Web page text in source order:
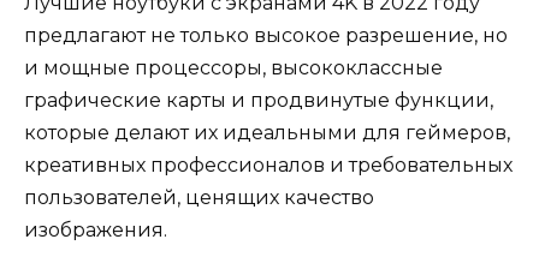
предлагают не только высокое разрешение, но
и мощные процессоры, высококлассные
графические карты и продвинутые функции,
которые делают их идеальными для геймеров,
креативных профессионалов и требовательных
пользователей, ценящих качество
изображения.